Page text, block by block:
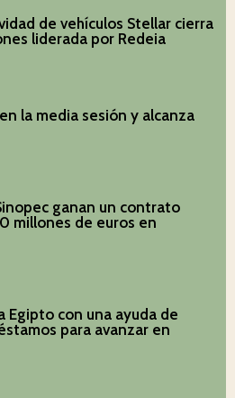
de vehículos Stellar cierra
liderada por Redeia
la media sesión y alcanza
ganan un contrato
millones de euros en
Egipto con una ayuda de
para avanzar en